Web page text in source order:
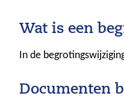
Wat is een
In de
Documenten